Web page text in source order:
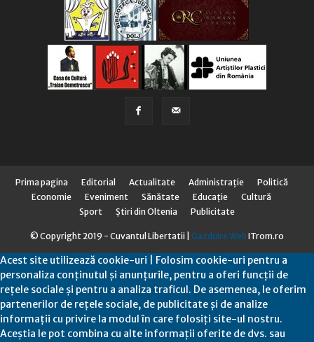
Prima pagina Editorial Actualitate Administraţie
Politică
Economie
Eveniment Sănătate Educaţie
Cultură
Sport
Știri din Oltenia Publicitate
© Copyright 2019 - Cuvantul Libertatii | Gazduire Web ITrom.ro
Acest site utilizează cookie-uri | Folosim cookie-uri pentru a
personaliza conținutul și anunțurile, pentru a oferi funcții de
rețele sociale și pentru a analiza traficul. De asemenea, le oferim
partenerilor de rețele sociale, de publicitate și de analize
informații cu privire la modul în care folosiți site-ul nostru.
Aceștia le pot combina cu alte informații oferite de dvs. sau